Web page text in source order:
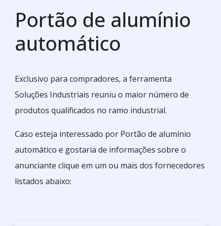
Portão de alumínio
automático
Exclusivo para compradores, a ferramenta
Soluções Industriais reuniu o maior número de
produtos qualificados no ramo industrial.
Caso esteja interessado por Portão de alumínio
automático e gostaria de informações sobre o
anunciante clique em um ou mais dos fornecedores
listados abaixo: